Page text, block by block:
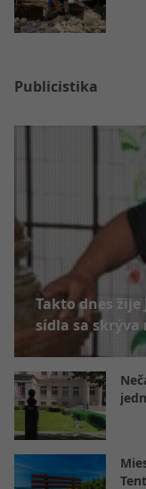
Publicistika
Takto dnes
sídla sa